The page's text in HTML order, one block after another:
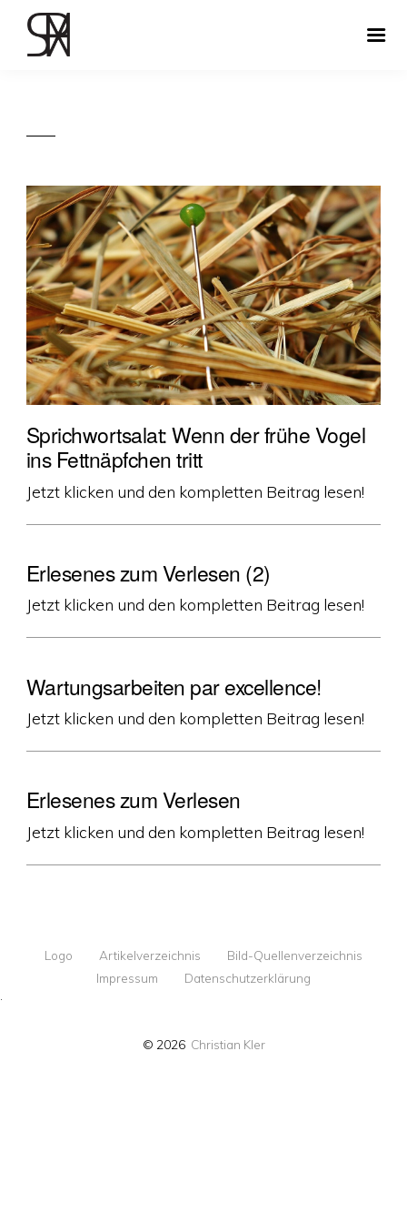
Sprichwortsalat: Wenn der frühe Vogel
ins Fettnäpfchen tritt
Jetzt klicken und den kompletten Beitrag lesen!
Erlesenes zum Verlesen (2)
Jetzt klicken und den kompletten Beitrag lesen!
Wartungsarbeiten par excellence!
Jetzt klicken und den kompletten Beitrag lesen!
Erlesenes zum Verlesen
Jetzt klicken und den kompletten Beitrag lesen!
Logo Artikelverzeichnis
Bild-Quellenverzeichnis
Impressum
Datenschutzerklärung
·
© 2026 Christian Kler